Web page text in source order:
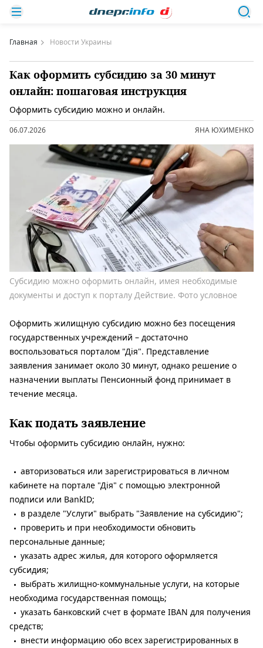
Главная Новости Украины
Как оформить субсидию за 30 минут
онлайн: пошаговая инструкция
Оформить субсидию можно и онлайн.
06.07.2026 ЯНА ЮХИМЕНКО
Субсидию можно оформить онлайн, имея необходимые
документы и доступ к порталу Действие. Фото условное
Оформить жилищную субсидию можно без посещения
государственных учреждений – достаточно
воспользоваться порталом "Дія". Представление
заявления занимает около 30 минут, однако решение о
назначении выплаты Пенсионный фонд принимает в
течение месяца.
Как подать заявление
Чтобы оформить субсидию онлайн, нужно:
авторизоваться или зарегистрироваться в личном
кабинете на портале "Дія" с помощью электронной
подписи или BankID;
в разделе "Услуги" выбрать "Заявление на субсидию";
проверить и при необходимости обновить
персональные данные;
указать адрес жилья, для которого оформляется
субсидия;
выбрать жилищно-коммунальные услуги, на которые
необходима государственная помощь;
указать банковский счет в формате IBAN для получения
средств;
внести информацию обо всех зарегистрированных в